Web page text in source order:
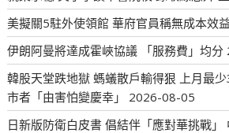
美擬關5駐外使領館 華府官員稱無成本效益
伊朗阿曼將達成霍峽協議 「服務費」均分
韓股天堂跌地獄 螞蟻散戶輸得狠 上月最
市者「由害怕變慶幸」
2026-08-05
日新版防衛白皮書 倡結伴「應對華挑戰